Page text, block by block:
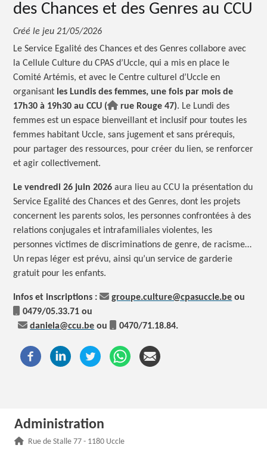
des Chances et des Genres au CCU
Créé lejeu 21/05/2026
Le Service Egalité des Chances et des Genres collabore avec
la Cellule Culture du CPAS d’Uccle, qui a mis en place le
Comité Artémis, et avec le Centre culturel d’Uccle en
organisant les Lundis des femmes, une fois par mois de
17h30 à 19h30 au CCU ( rue Rouge 47). Le Lundi des
femmes est un espace bienveillant et inclusif pour toutes les
femmes habitant Uccle, sans jugement et sans prérequis,
pour partager des ressources, pour créer du lien, se renforcer
et agir collectivement.
Le vendredi 26 juin 2026 aura lieu au CCU la présentation du
Service Egalité des Chances et des Genres, dont les projets
concernent les parents solos, les personnes confrontées à des
relations conjugales et intrafamiliales violentes, les
personnes victimes de discriminations de genre, de racisme…
Un repas léger est prévu, ainsi qu’un service de garderie
gratuit pour les enfants.
Infos et inscriptions : groupe.culture@cpasuccle.be ou
0479/05.33.71 ou
daniela@ccu.be ou 0470/71.18.84.
Administration
Adresse :
Rue de Stalle 77 - 1180 Uccle